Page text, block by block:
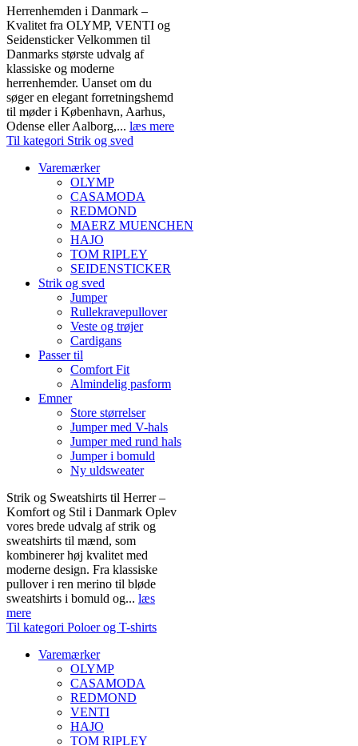
Herrenhemden i Danmark –
Kvalitet fra OLYMP, VENTI og
Seidensticker Velkommen til
Danmarks største udvalg af
klassiske og moderne
herrenhemder. Uanset om du
søger en elegant forretningshemd
til møder i København, Aarhus,
Odense eller Aalborg,... læs mere
Til kategori Strik og sved
Varemærker
OLYMP
CASAMODA
REDMOND
MAERZ MUENCHEN
HAJO
TOM RIPLEY
SEIDENSTICKER
Strik og sved
Jumper
Rullekravepullover
Veste og trøjer
Cardigans
Passer til
Comfort Fit
Almindelig pasform
Emner
Store størrelser
Jumper med V-hals
Jumper med rund hals
Jumper i bomuld
Ny uldsweater
Strik og Sweatshirts til Herrer –
Komfort og Stil i Danmark Oplev
vores brede udvalg af strik og
sweatshirts til mænd, som
kombinerer høj kvalitet med
moderne design. Fra klassiske
pullover i ren merino til bløde
sweatshirts i bomuld og... læs
mere
Til kategori Poloer og T-shirts
Varemærker
OLYMP
CASAMODA
REDMOND
VENTI
HAJO
TOM RIPLEY